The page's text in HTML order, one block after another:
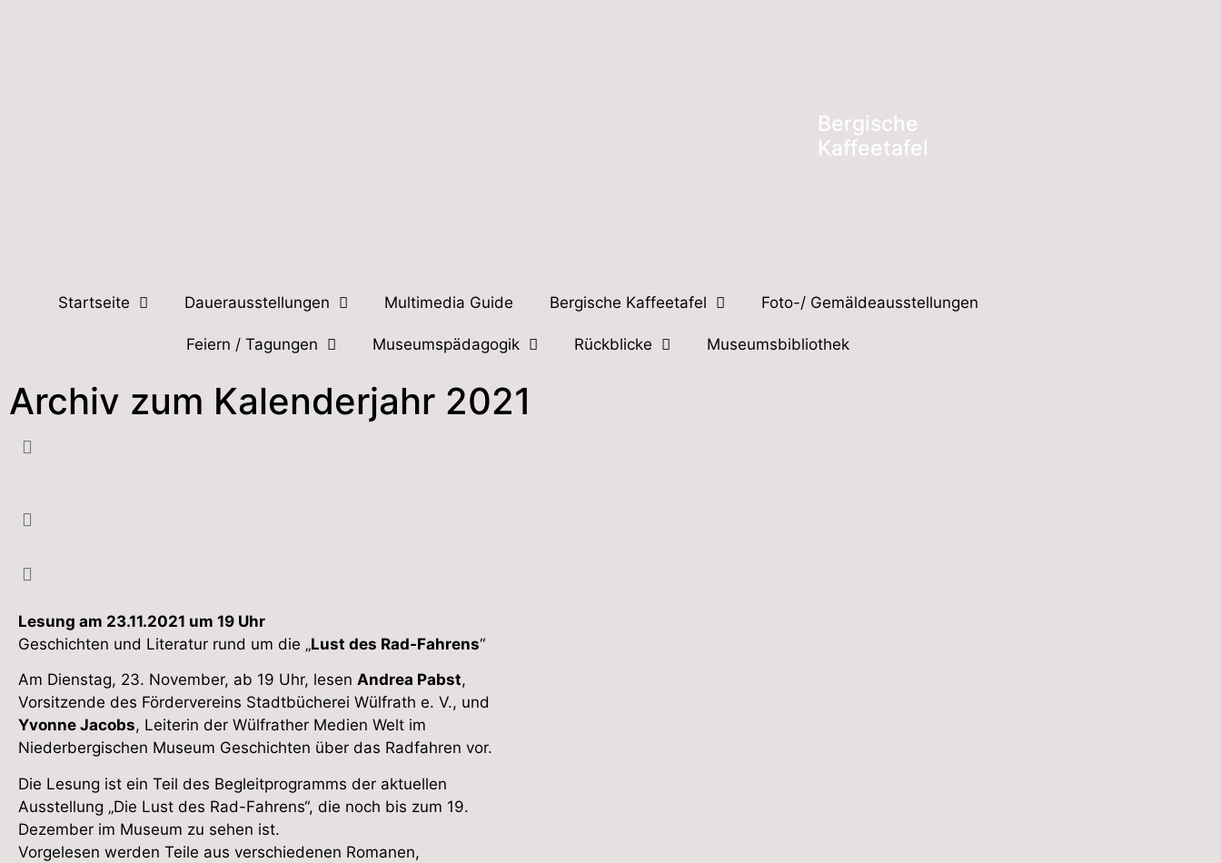
Bergische
Kaffeetafel
Startseite Dauerausstellungen Multimedia Guide Bergische Kaffeetafel Foto-/ Gemäldeausstellungen
Feiern / Tagungen Museumspädagogik Rückblicke Museumsbibliothek
Archiv zum Kalenderjahr 2021
Lesung am 23.11.2021 um 19 Uhr
Geschichten und Literatur rund um die „Lust des Rad-Fahrens“
Am Dienstag, 23. November, ab 19 Uhr, lesen Andrea Pabst,
Vorsitzende des Fördervereins Stadtbücherei Wülfrath e. V., und
Yvonne Jacobs, Leiterin der Wülfrather Medien Welt im
Niederbergischen Museum Geschichten über das Radfahren vor.
Die Lesung ist ein Teil des Begleitprogramms der aktuellen
Ausstellung „Die Lust des Rad-Fahrens“, die noch bis zum 19.
Dezember im Museum zu sehen ist.
Vorgelesen werden Teile aus verschiedenen Romanen,